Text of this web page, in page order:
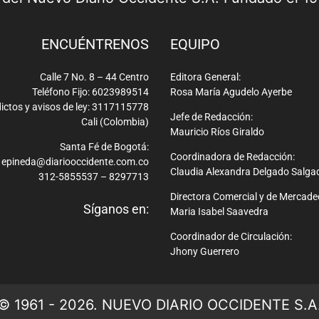
ENCUÉNTRENOS
Calle 7 No. 8 – 44 Centro
Teléfono Fijo: 6023989514
y avisos de ley: 3117115778
Cali (Colombia)
Santa Fé de Bogotá:
epineda@diariooccidente.com.co
312-5855537 – 8297713
Síganos en:
EQUIPO
Editora General:
Rosa María Agudelo Ayerbe
Jefe de Redacción:
Mauricio Ríos Giraldo
Coordinadora de Redacción:
Claudia Alexandra Delgado
Directora Comercial y de
Maria Isabel Saavedra
Coordinador de Circulación:
Jhony Guerrero
1961 - 2026. NUEVO DIARIO OCCIDENTE